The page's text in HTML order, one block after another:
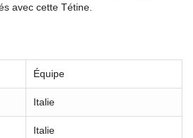
avec cette Tétine.
Équipe
Italie
Italie